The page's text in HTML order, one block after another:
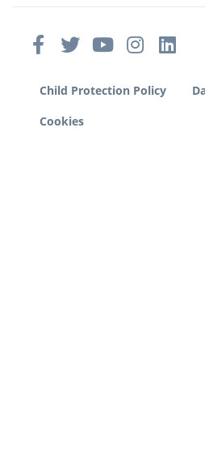
Child Protection Policy
Cookies